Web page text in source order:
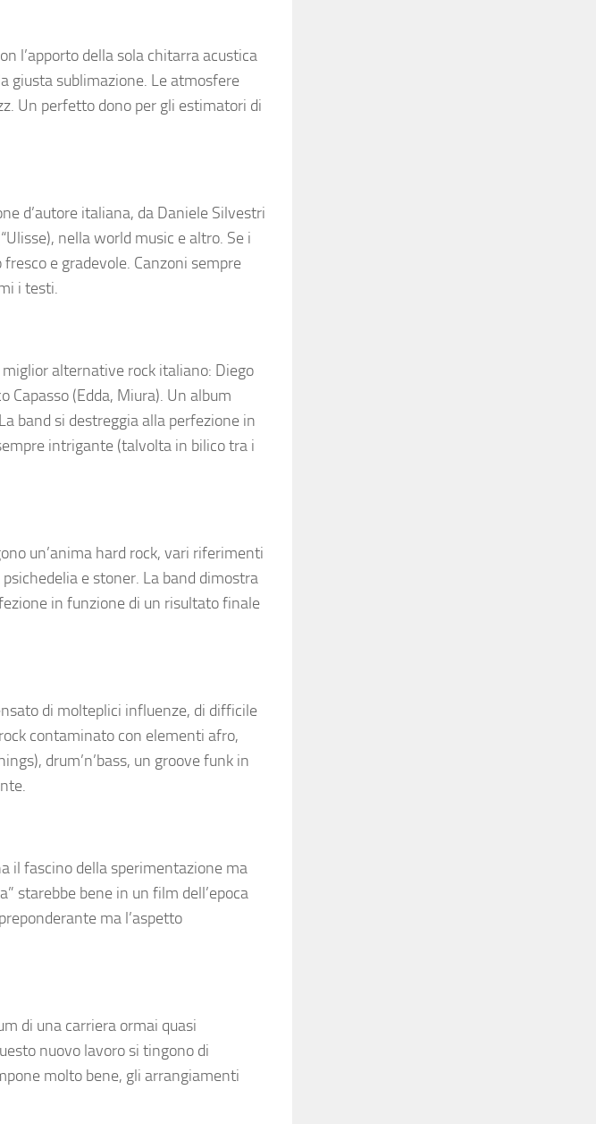
l’apporto della sola chitarra acustica
giusta sublimazione. Le atmosfere
Un perfetto dono per gli estimatori di
d’autore italiana, da Daniele Silvestri
nella world music e altro. Se i
e gradevole. Canzoni sempre
i testi.
alternative rock italiano: Diego
Capasso (Edda, Miura). Un album
band si destreggia alla perfezione in
intrigante (talvolta in bilico tra i
un’anima hard rock, vari riferimenti
e stoner. La band dimostra
in funzione di un risultato finale
di molteplici influenze, di difficile
contaminato con elementi afro,
drum’n’bass, un groove funk in
il fascino della sperimentazione ma
starebbe bene in un film dell’epoca
ma l’aspetto
di una carriera ormai quasi
nuovo lavoro si tingono di
molto bene, gli arrangiamenti